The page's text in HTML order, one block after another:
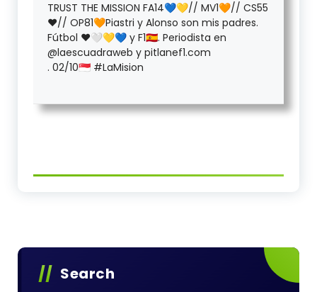
TRUST THE MISSION FA14💙💛// MV1🧡// CS55
❤️// OP81🧡Piastri y Alonso son mis padres.
Fútbol ❤️🤍💛💙 y F1🇪🇦. Periodista en
@laescuadraweb y pitlanef1.com
. 02/10🇸🇬 #LaMision
Search